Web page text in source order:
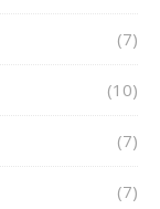
(7)
(10)
(7)
(7)